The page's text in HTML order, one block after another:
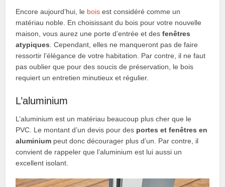
Encore aujourd’hui, le bois est considéré comme un
matériau noble. En choisissant du bois pour votre nouvelle
maison, vous aurez une porte d’entrée et desfenêtres
atypiques. Cependant, elles ne manqueront pas de faire
ressortir l’élégance de votre habitation. Par contre, il ne faut
pas oublier que pour des soucis de préservation, le bois
requiert un entretien minutieux et régulier.
L’aluminium
L’aluminium est un matériau beaucoup plus cher que le
PVC. Le montant d’un devis pour des portes et fenêtres en
aluminium peut donc décourager plus d’un. Par contre, il
convient de rappeler que l’aluminium est lui aussi un
excellent isolant.